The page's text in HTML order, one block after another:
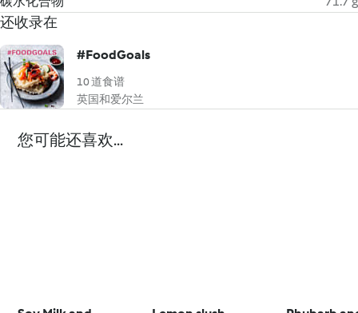
还收录在
#FoodGoals
10 道食谱
英国和爱尔兰
您可能还喜欢...